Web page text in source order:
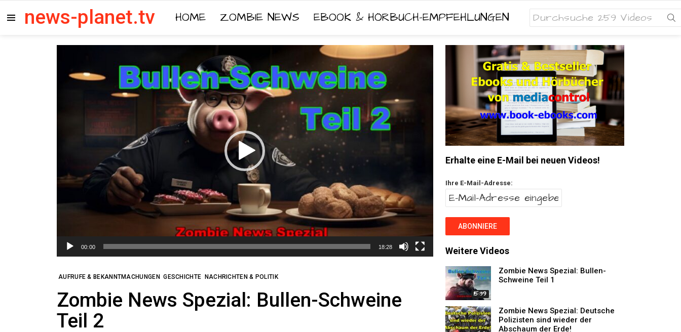
news-planet.tv HOME ZOMBIE NEWS EBOOK & HÖRBUCH-EMPFEHLUNGEN
for:
00:00 18:28
AUFRUFE & BEKANNTMACHUNGEN GESCHICHTE NACHRICHTEN & POLITIK
Zombie News Spezial: Bullen-Schweine
Teil 2
Erhalte eine E-Mail bei neuen Videos!
Ihre E-Mail-Adresse:
Weitere Videos
15:39
Zombie News Spezial: Bullen-
Schweine Teil 1
Zombie News Spezial: Deutsche
Polizisten sind wieder der
Abschaum der Erde!